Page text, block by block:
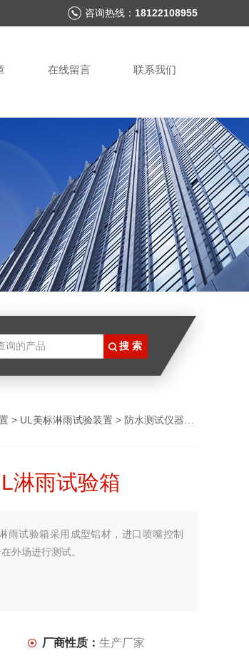
咨询热线： 18122108955
在线留言 联系我们
> UL美标淋雨试验装置 > 防水测试仪器UL淋雨试验箱
淋雨试验箱
雨试验箱采用成型铝材，进口喷嘴控制
外场进行测试。
厂商性质： 生产厂家